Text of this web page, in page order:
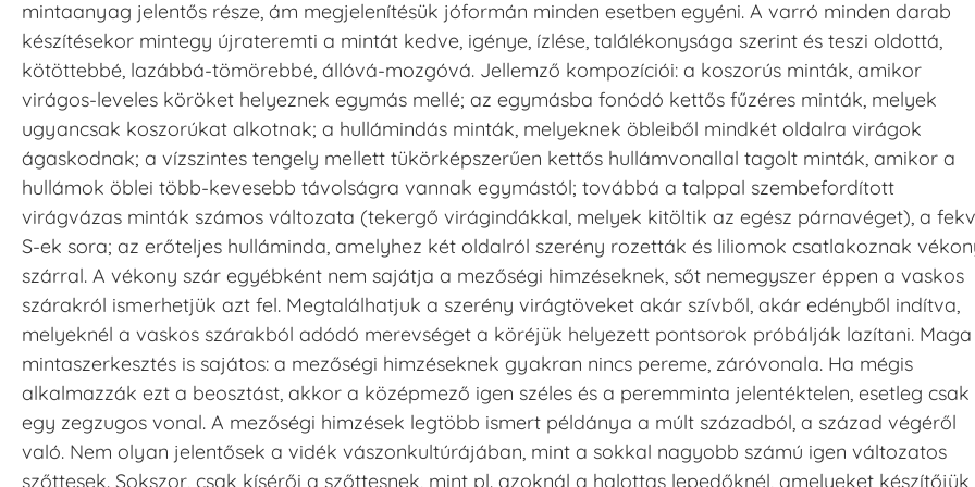
mintaanyag jelentős része, ám megjelenítésük jóformán minden esetben egyéni. A varró minden darab
készítésekor mintegy újrateremti a mintát kedve, igénye, ízlése, találékonysága szerint és teszi oldottá,
kötöttebbé, lazábbá-tömörebbé, állóvá-mozgóvá. Jellemző kompozíciói: a koszorús minták, amikor
virágos-leveles köröket helyeznek egymás mellé; az egymásba fonódó kettős fűzéres minták, melyek
ugyancsak koszorúkat alkotnak; a hullámindás minták, melyeknek öbleiből mindkét oldalra virágok
ágaskodnak; a vízszintes tengely mellett tükörképszerűen kettős hullámvonallal tagolt minták, amikor a
hullámok öblei több-kevesebb távolságra vannak egymástól; továbbá a talppal szembefordított
virágvázas minták számos változata (tekergő virágindákkal, melyek kitöltik az egész párnavéget), a
S-ek sora; az erőteljes hulláminda, amelyhez két oldalról szerény rozetták és liliomok csatlakoznak
szárral. A vékony szár egyébként nem sajátja a mezőségi himzéseknek, sőt nemegyszer éppen a vaskos
szárakról ismerhetjük azt fel. Megtalálhatjuk a szerény virágtöveket akár szívből, akár edényből indítva,
melyeknél a vaskos szárakból adódó merevséget a köréjük helyezett pontsorok próbálják lazítani.
mintaszerkesztés is sajátos: a mezőségi himzéseknek gyakran nincs pereme, záróvonala. Ha mégis
alkalmazzák ezt a beosztást, akkor a középmező igen széles és a peremminta jelentéktelen, esetleg csak
egy zegzugos vonal. A mezőségi himzések legtöbb ismert példánya a múlt századból, a század végéről
való. Nem olyan jelentősek a vidék vászonkultúrájában, mint a sokkal nagyobb számú igen változatos
szőttesek. Sokszor, csak kísérői a szőttesnek, mint pl. azoknál a halottas lepedőknél, amelyeket készítőjük